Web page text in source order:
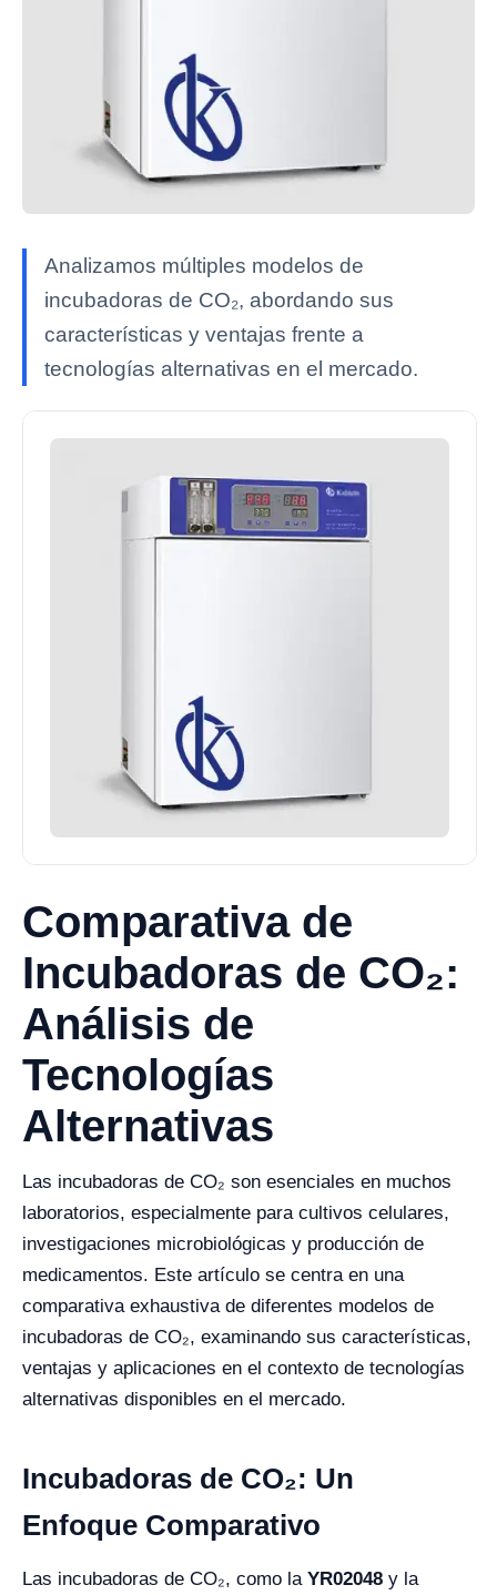
Analizamos múltiples modelos de
incubadoras de CO₂, abordando sus
características y ventajas frente a
tecnologías alternativas en el mercado.
Comparativa de
Incubadoras de CO₂:
Análisis de
Tecnologías
Alternativas
Las incubadoras de CO₂ son esenciales en muchos
laboratorios, especialmente para cultivos celulares,
investigaciones microbiológicas y producción de
medicamentos. Este artículo se centra en una
comparativa exhaustiva de diferentes modelos de
incubadoras de CO₂, examinando sus características,
ventajas y aplicaciones en el contexto de tecnologías
alternativas disponibles en el mercado.
Incubadoras de CO₂: Un
Enfoque Comparativo
Las incubadoras de CO₂, como la YR02048 y la